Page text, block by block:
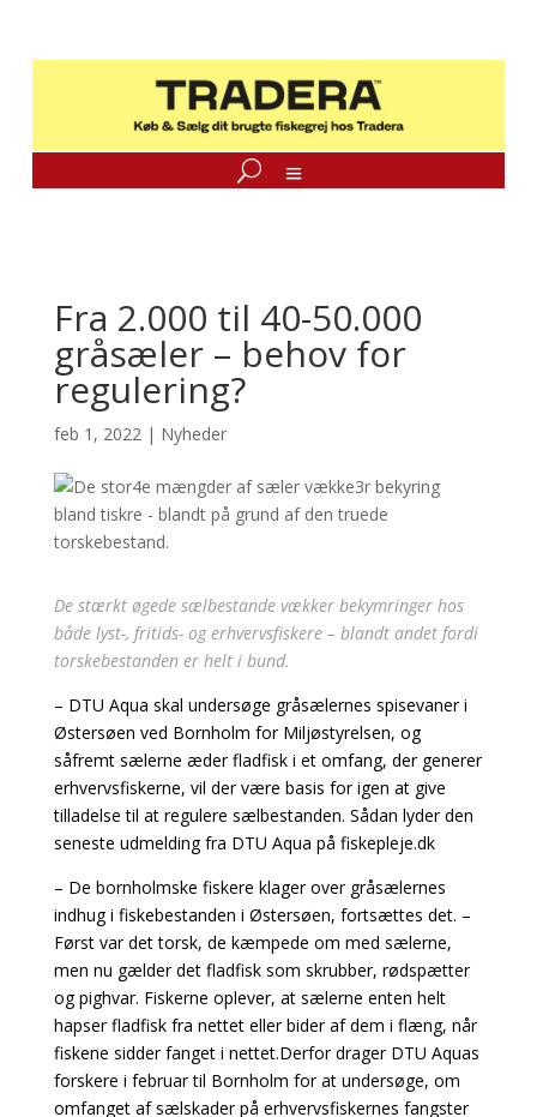
Fra 2.000 til 40-50.000
gråsæler – behov for
regulering?
feb 1, 2022| Nyheder
De stærkt øgede sælbestande vækker bekymringer hos
både lyst-, fritids- og erhvervsfiskere – blandt andet fordi
torskebestanden er helt i bund.
– DTU Aqua skal undersøge gråsælernes spisevaner i
Østersøen ved Bornholm for Miljøstyrelsen, og
såfremt sælerne æder fladfisk i et omfang, der generer
erhvervsfiskerne, vil der være basis for igen at give
tilladelse til at regulere sælbestanden. Sådan lyder den
seneste udmelding fra DTU Aqua på fiskepleje.dk
– De bornholmske fiskere klager over gråsælernes
indhug i fiskebestanden i Østersøen, fortsættes det. –
Først var det torsk, de kæmpede om med sælerne,
men nu gælder det fladfisk som skrubber, rødspætter
og pighvar. Fiskerne oplever, at sælerne enten helt
hapser fladfisk fra nettet eller bider af dem i flæng, når
fiskene sidder fanget i nettet.Derfor drager DTU Aquas
forskere i februar til Bornholm for at undersøge, om
omfanget af sælskader på erhvervsfiskernes fangster